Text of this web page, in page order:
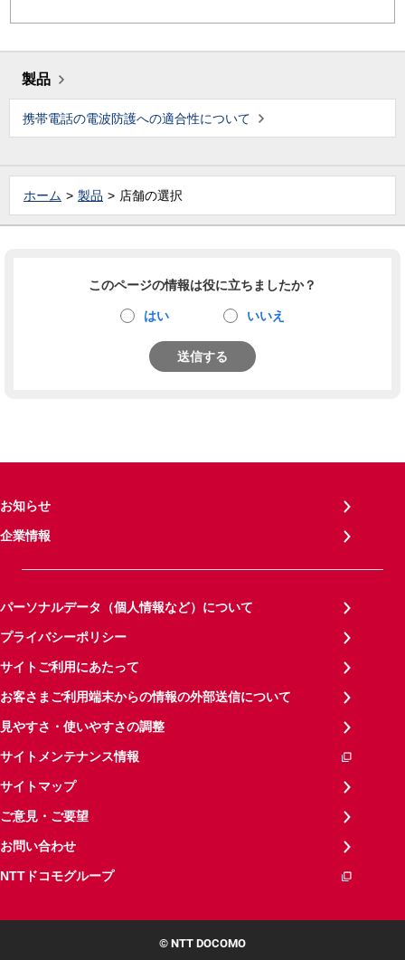
製品
携帯電話の電波防護への適合性について
ホーム 製品 店舗の選択
このページの情報は役に立ちましたか？
はい いいえ
送信する
お知らせ
企業情報
パーソナルデータ（個人情報など）について
プライバシーポリシー
サイトご利用にあたって
お客さまご利用端末からの情報の外部送信について
見やすさ・使いやすさの調整
サイトメンテナンス情報
サイトマップ
ご意見・ご要望
お問い合わせ
NTTドコモグループ
© NTT DOCOMO